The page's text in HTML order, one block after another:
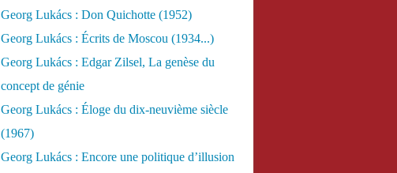
Georg Lukács : Don Quichotte (1952)
Georg Lukács : Écrits de Moscou (1934...)
Georg Lukács : Edgar Zilsel, La genèse du
concept de génie
Georg Lukács : Éloge du dix-neuvième siècle
(1967)
Georg Lukács : Encore une politique d’illusion